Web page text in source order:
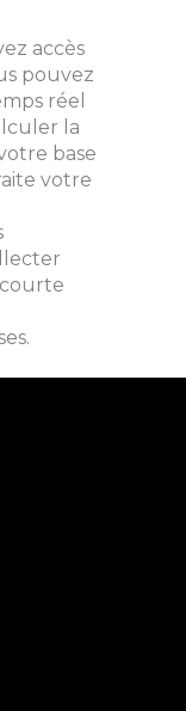
accès
pouvez
réel
la
base
votre